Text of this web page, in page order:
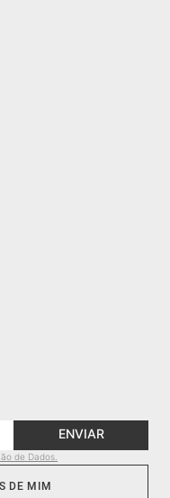
ENVIAR
de Dados.
DE MIM